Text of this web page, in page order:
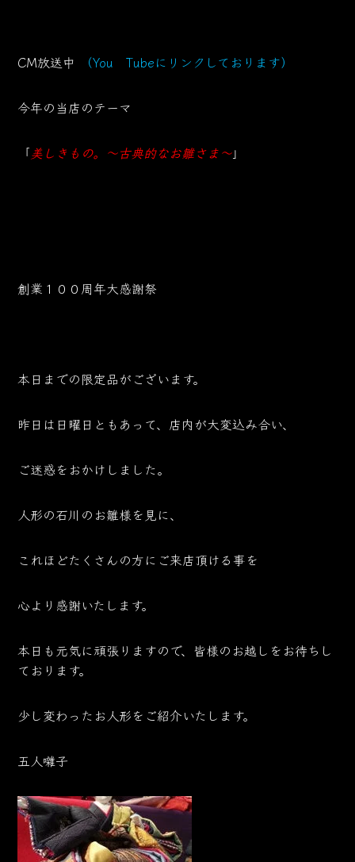
CM放送中 （You Tubeにリンクしております）
今年の当店のテーマ
「美しきもの。～古典的なお雛さま～」
創業１００周年大感謝祭
本日までの限定品がございます。
昨日は日曜日ともあって、店内が大変込み合い、
ご迷惑をおかけしました。
人形の石川のお雛様を見に、
これほどたくさんの方にご来店頂ける事を
心より感謝いたします。
本日も元気に頑張りますので、皆様のお越しをお待ちし
ております。
少し変わったお人形をご紹介いたします。
五人囃子